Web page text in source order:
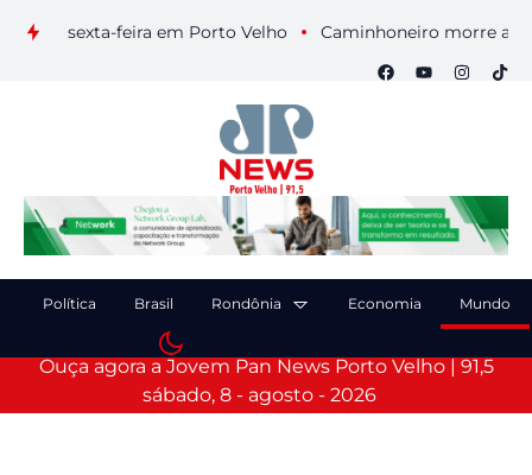
feira em Porto Velho Caminhoneiro morre após colisão
Política Brasil Rondônia Economia Mundo
Ouça agora a Jovem Pan News Porto Velho | 91,5
sábado, 8 - agosto - 2026